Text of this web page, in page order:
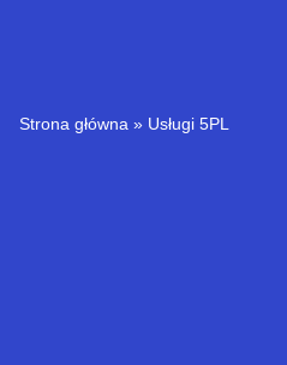
Strona główna » Usługi 5PL​